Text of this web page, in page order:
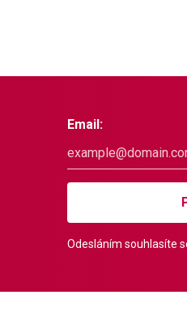
Email:
Odesláním souhlasíte